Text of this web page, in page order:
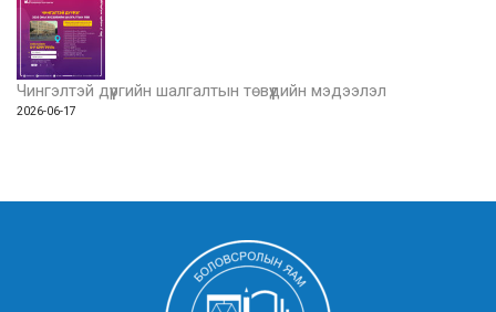
Чингэлтэй дүүргийн шалгалтын төвүүдийн мэдээлэл
2026-06-17